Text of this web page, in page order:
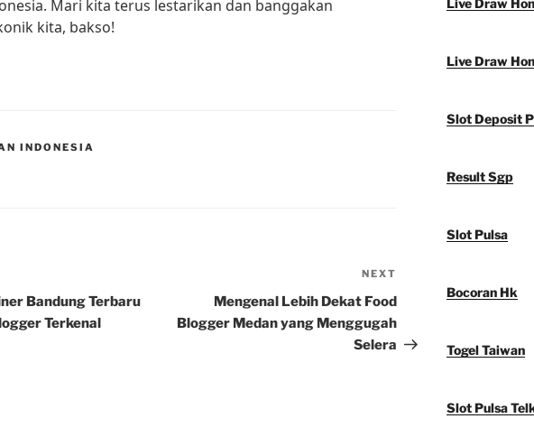
Mari kita terus lestarikan dan banggakan
kita, bakso!
INDONESIA
Bandung Terbaru
Terkenal
Post
NEXT
Mengenal Lebih Dekat Food
Blogger Medan yang Menggugah
Selera
Live Draw
Live Draw
Slot Deposit
Result Sgp
Slot Pulsa
Bocoran Hk
Togel Taiwan
Slot Pulsa